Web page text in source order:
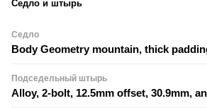
Седло и штырь
Седло
Body Geometry mountain, thick
Подседельный штырь
Alloy, 2-bolt, 12.5mm offset, 30.9mm,